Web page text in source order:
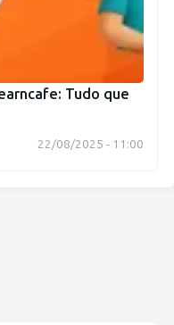
Tudo que
22/08/2025 - 11:00